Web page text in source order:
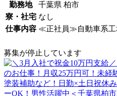
勤務地
千葉県 柏市
寮・社宅 なし
仕事内容 ≪正社員≫自動車系工
募集が停止しています